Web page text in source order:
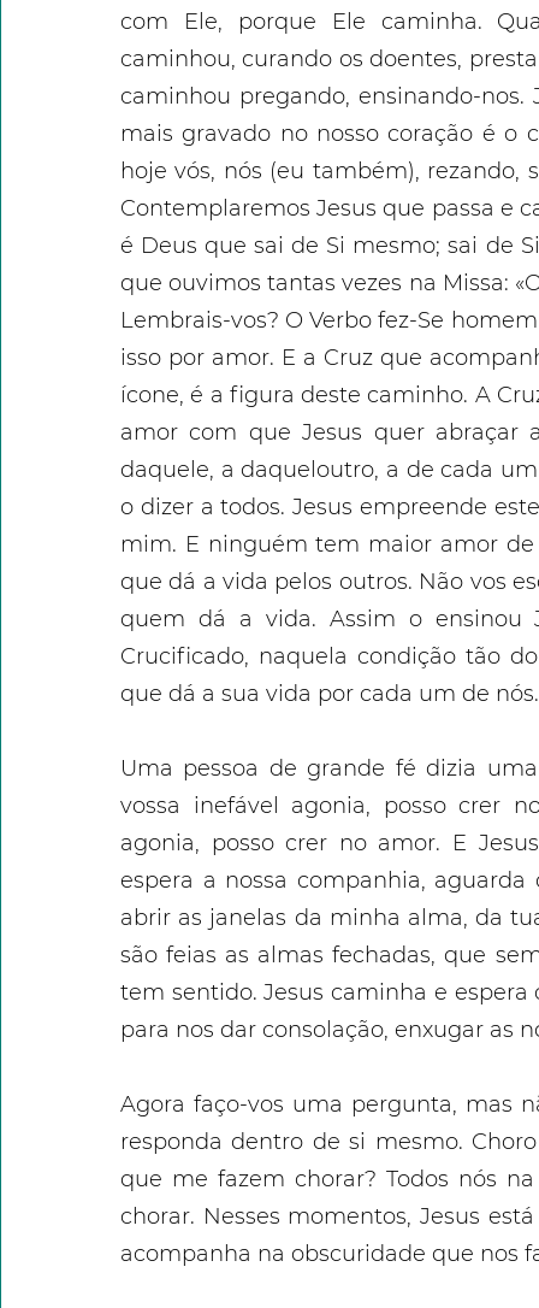
com Ele, porque Ele caminha.
caminhou, curando os doentes,
caminhou pregando, ensinando-
mais gravado no nosso coração é o
hoje vós, nós (eu também),
Contemplaremos Jesus que passa e
é Deus que sai de Si mesmo; sai de
que ouvimos tantas vezes na Missa:
Lembrais-vos? O Verbo fez-Se
isso por amor. E a Cruz que
ícone, é a figura deste caminho. A
amor com que Jesus quer abraçar
daquele, a daqueloutro, a de cada
o dizer a todos. Jesus empreende
mim. E ninguém tem maior amor
que dá a vida pelos outros. Não vos
quem dá a vida. Assim o ensinou
Crucificado, naquela condição tão
que dá a sua vida por cada um de nós.
Uma pessoa de grande fé dizia
vossa inefável agonia, posso crer
agonia, posso crer no amor. E
espera a nossa companhia,
abrir as janelas da minha alma, da
são feias as almas fechadas, que
tem sentido. Jesus caminha e
para nos dar consolação, enxugar as
Agora faço-vos uma pergunta, mas
responda dentro de si mesmo.
que me fazem chorar? Todos nós
chorar. Nesses momentos, Jesus
acompanha na obscuridade que nos